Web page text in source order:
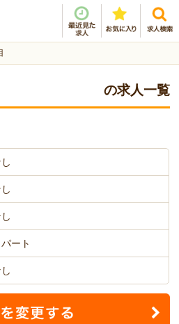
の求人一覧
ート